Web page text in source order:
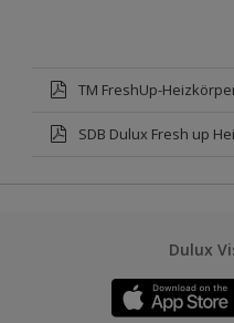
TM FreshUp-
SDB Dulux Fresh up
Dulux